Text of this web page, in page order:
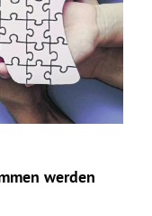
werden